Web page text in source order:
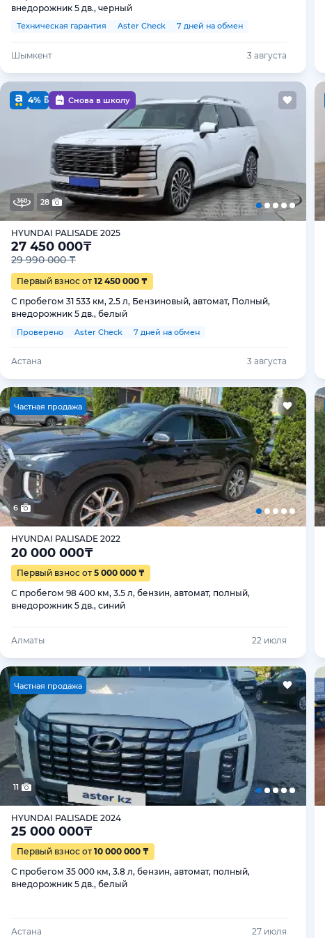
внедорожник 5 дв., черный
Техническая гарантия Aster Check 7 дней на обмен
Шымкент 3 августа
4% Снова в школу
28
HYUNDAI PALISADE 2025
27 450 000₸
29 990 000 ₸
Первый взнос от 12 450 000 ₸
С пробегом 31 533 км, 2.5 л, Бензиновый, автомат, Полный,
внедорожник 5 дв., белый
Проверено Aster Check 7 дней на обмен
Астана 3 августа
Частная продажа
6
HYUNDAI PALISADE 2022
20 000 000₸
Первый взнос от 5 000 000 ₸
С пробегом 98 400 км, 3.5 л, бензин, автомат, полный,
внедорожник 5 дв., синий
Алматы 22 июля
Частная продажа
11
HYUNDAI PALISADE 2024
25 000 000₸
Первый взнос от 10 000 000 ₸
С пробегом 35 000 км, 3.8 л, бензин, автомат, полный,
внедорожник 5 дв., белый
Астана 27 июля